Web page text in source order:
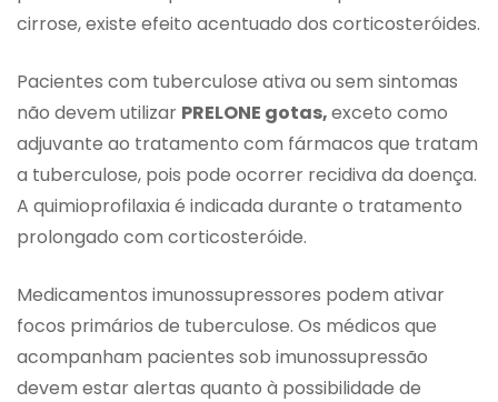
cirrose, existe efeito acentuado dos corticosteróides.
Pacientes com tuberculose ativa ou sem sintomas
não devem utilizar PRELONE gotas,exceto como
adjuvante ao tratamento com fármacos que tratam
a tuberculose, pois pode ocorrer recidiva da doença.
A quimioprofilaxia é indicada durante o tratamento
prolongado com corticosteróide.
Medicamentos imunossupressores podem ativar
focos primários de tuberculose. Os médicos que
acompanham pacientes sob imunossupressão
devem estar alertas quanto à possibilidade de